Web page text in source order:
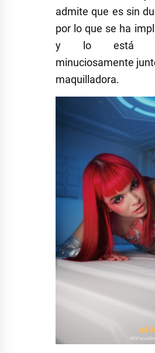
admite que es sin
por lo que se ha
y lo está
minuciosamente
maquilladora.